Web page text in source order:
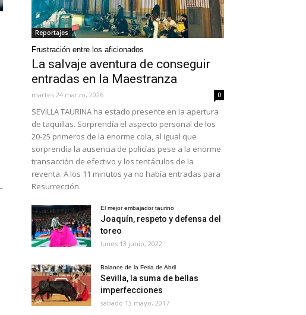
Reportajes
Frustración entre los aficionados
La salvaje aventura de conseguir
entradas en la Maestranza
martes 24 marzo, 2026 0
SEVILLA TAURINA ha estado presente en la apertura
de taquillas. Sorprendía el aspecto personal de los
20-25 primeros de la enorme cola, al igual que
sorprendía la ausencia de policías pese a la enorme
transacción de efectivo y los tentáculos de la
reventa. A los 11 minutos ya no había entradas para
Resurrección.
El mejor embajador taurino
Joaquín, respeto y defensa del
toreo
lunes 13 junio, 2022
Balance de la Feria de Abril
Sevilla, la suma de bellas
imperfecciones
sábado 13 mayo, 2017